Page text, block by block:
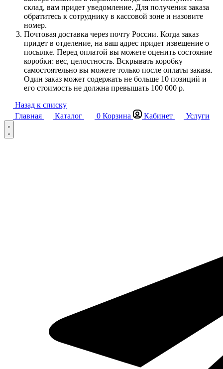
склад, вам придет уведомление. Для получения заказа
обратитесь к сотруднику в кассовой зоне и назовите
номер.
Почтовая доставка через почту России. Когда заказ
придет в отделение, на ваш адрес придет извещение о
посылке. Перед оплатой вы можете оценить состояние
коробки: вес, целостность. Вскрывать коробку
самостоятельно вы можете только после оплаты заказа.
Один заказ может содержать не больше 10 позиций и
его стоимость не должна превышать 100 000 р.
Назад к списку
Главная
Каталог 0 Корзина Кабинет Услуги